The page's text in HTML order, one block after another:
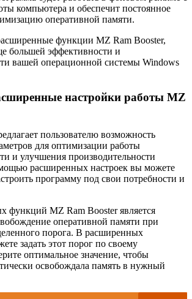
компьютера и обеспечит постоянное
оперативной памяти.
функции MZ Ram Booster,
большей эффективности и
вашей операционной системы Windows
настройки работы MZ
пользователю возможность
для оптимизации работы
и улучшения производительности
расширенных настроек вы можете
программу под свои потребности и
функций MZ Ram Booster является
оперативной памяти при
порога. В расширенных
задать этот порог по своему
оптимальное значение, чтобы
освобождала память в нужный